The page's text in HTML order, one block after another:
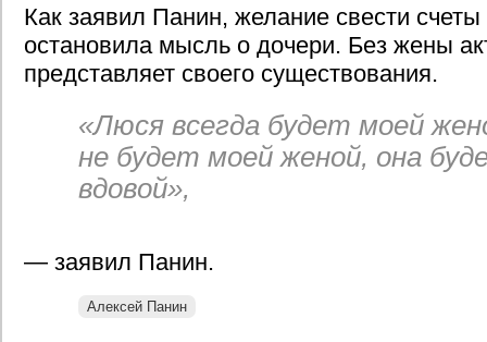
Как заявил Панин, желание свести
остановила мысль о дочери. Без жены
представляет своего существования.
«Люся всегда будет моей
не будет моей женой, она
вдовой»,
— заявил Панин.
Алексей Панин